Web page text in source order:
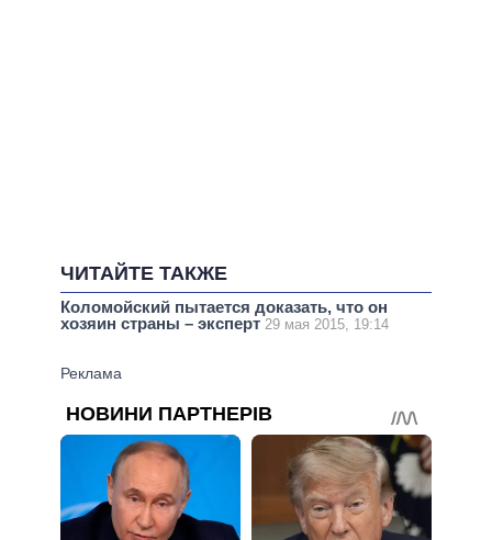
ЧИТАЙТЕ ТАКЖЕ
Коломойский пытается доказать, что он
хозяин страны – эксперт 29 мая 2015, 19:14